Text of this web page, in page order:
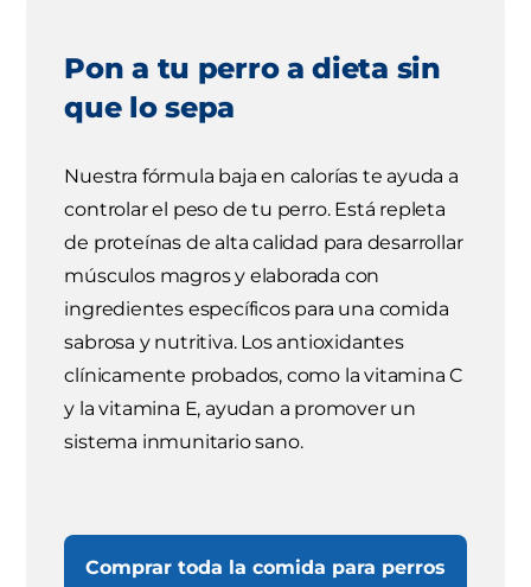
Pon a tu perro a dieta sin
que lo sepa
Nuestra fórmula baja en calorías te ayuda a
controlar el peso de tu perro. Está repleta
de proteínas de alta calidad para desarrollar
músculos magros y elaborada con
ingredientes específicos para una comida
sabrosa y nutritiva. Los antioxidantes
clínicamente probados, como la vitamina C
y la vitamina E, ayudan a promover un
sistema inmunitario sano.
Comprar toda la comida para perros